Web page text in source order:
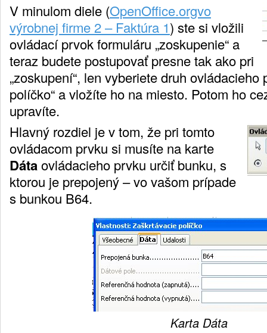
V minulom diele (OpenOffice.orgvo
výrobnej firme 2 – Faktúra 1) ste si vložili
ovládací prvok formuláru „zoskupenie“ a
teraz budete postupovať presne tak ako pri
„zoskupení“, len vyberiete druh ovládacieho
políčko“ a vložíte ho na miesto. Potom ho
upravíte.
Hlavný rozdiel je v tom, že pri tomto
ovládacom prvku si musíte na karte
Dátaovládacieho prvku určiť bunku, s
ktorou je prepojený – vo vašom prípade
s bunkou B64.
Karta Dáta